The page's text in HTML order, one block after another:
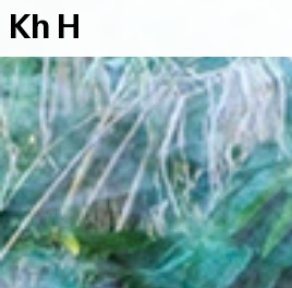
Kh H